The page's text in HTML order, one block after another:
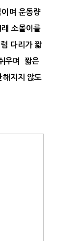
며 운동량
소몰이를
다리가 짧
우며 짧은
해지지 않도